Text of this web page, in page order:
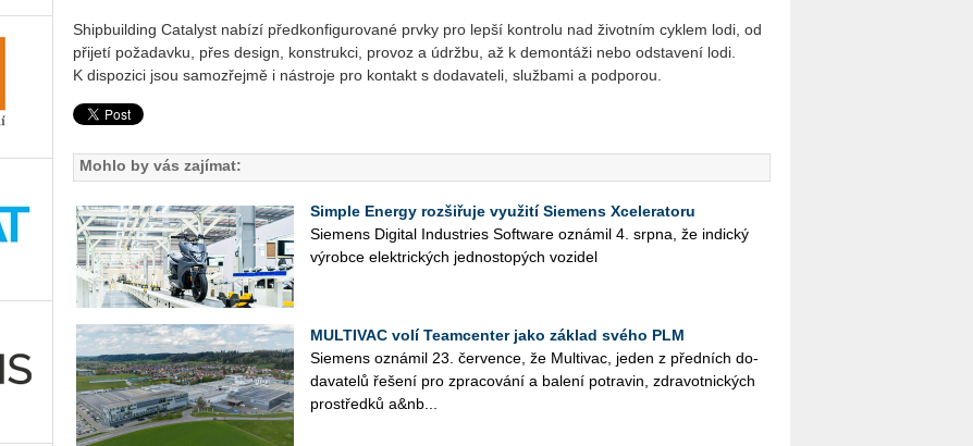
Shipbuilding Catalyst nabízí předkonfigurované prvky pro lepší kontrolu nad životním cyklem lodi, od
přijetí požadavku, přes design, konstrukci, provoz a údržbu, až k demontáži nebo odstavení lodi.
K dispozici jsou samozřejmě i nástroje pro kontakt s dodavateli, službami a podporou.
Mohlo by vás zajímat:
Simple Energy rozšiřuje využití Siemens Xceleratoru
Sie­mens Di­gi­tal In­du­st­ries Soft­ware ozná­mil 4. srpna, že in­dic­ký
vý­rob­ce elek­tric­kých jed­nos­to­pých vo­zi­del
MULTIVAC volí Teamcenter jako základ svého PLM
Sie­mens ozná­mil 23. čer­ven­ce, že Mul­ti­vac, jeden z před­ních do­
da­va­te­lů ře­še­ní pro zpra­co­vá­ní a ba­le­ní po­tra­vin, zdra­vot­nic­kých
pro­střed­ků a&nb...